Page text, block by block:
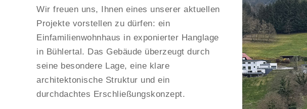
Wir freuen uns, Ihnen eines unserer aktuellen
Projekte vorstellen zu dürfen: ein
Einfamilienwohnhaus in exponierter Hanglage
in Bühlertal. Das Gebäude überzeugt durch
seine besondere Lage, eine klare
architektonische Struktur und ein
durchdachtes Erschließungskonzept.